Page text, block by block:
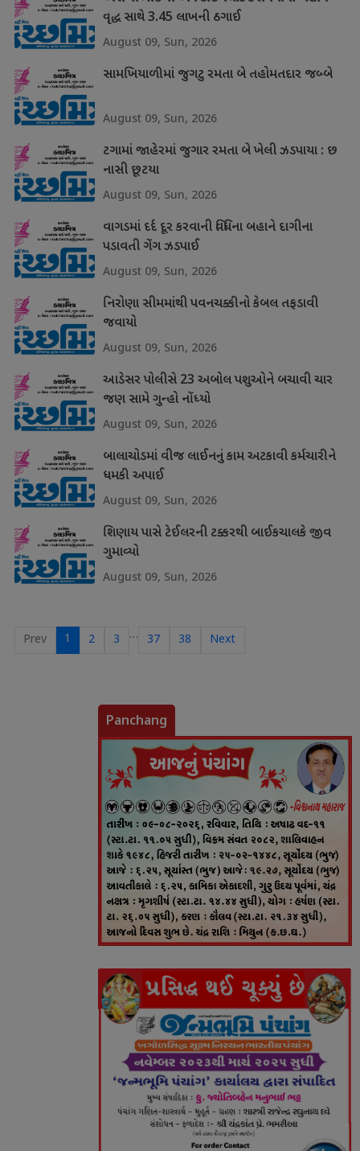
વૃદ્ધ સાથે 3.45 લાખની ઠગાઈ
August 09, Sun, 2026
સામખિયાળીમાં જુગટુ રમતા બે તહોમતદાર જબ્બે
August 09, Sun, 2026
ટગામાં જાહેરમાં જુગાર રમતા બે ખેલી ઝડપાયા : છ
નાસી છૂટયા
August 09, Sun, 2026
વાગડમાં દર્દ દૂર કરવાની વિધિના બહાને દાગીના
પડાવતી ગેંગ ઝડપાઈ
August 09, Sun, 2026
નિરોણા સીમમાંથી પવનચક્કીનો કેબલ તફડાવી
જવાયો
August 09, Sun, 2026
આડેસર પોલીસે 23 અબોલ પશુઓને બચાવી ચાર
જણ સામે ગુન્હો નોંધ્યો
August 09, Sun, 2026
બાલાચોડમાં વીજ લાઈનનું કામ અટકાવી કર્મચારીને
ધમકી અપાઈ
August 09, Sun, 2026
શિણાય પાસે ટેઈલરની ટક્કરથી બાઈકચાલકે જીવ
ગુમાવ્યો
August 09, Sun, 2026
Prev 1 2 3 … 37 38 Next
Panchang